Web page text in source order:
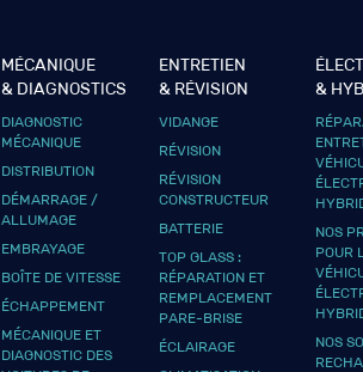
MÉCANIQUE
& DIAGNOSTICS
DIAGNOSTIC
MÉCANIQUE
DISTRIBUTION
DÉMARRAGE /
ALLUMAGE
EMBRAYAGE
BOÎTE DE VITESSE
ÉCHAPPEMENT
MÉCANIQUE ET
DIAGNOSTIC DES
ENTRETIEN
& RÉVISION
VIDANGE
RÉVISION
RÉVISION
CONSTRUCTEUR
BATTERIE
TOP GLASS :
RÉPARATION ET
REMPLACEMENT
PARE-BRISE
ÉCLAIRAGE
&
NOS
POUR
NOS